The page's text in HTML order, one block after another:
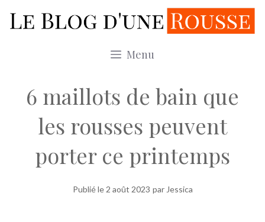
au
Menu
6 maillots de bain que
les rousses peuvent
porter ce printemps
Publié le 2 août 2023 par Jessica